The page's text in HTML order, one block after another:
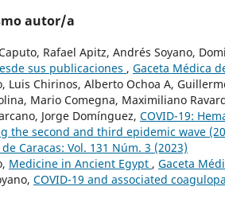
autor/a
Rafael Apitz, Andrés Soyano,
sus publicaciones , Gaceta Médica
Luis Chirinos, Alberto Ochoa A,
Mario Comegna, Maximiliano
Jorge Domínguez, COVID-19:
the second and third epidemic wave
Caracas: Vol. 131 Núm. 3 (2023)
Medicine in Ancient Egypt , Gaceta
COVID-19 and associated